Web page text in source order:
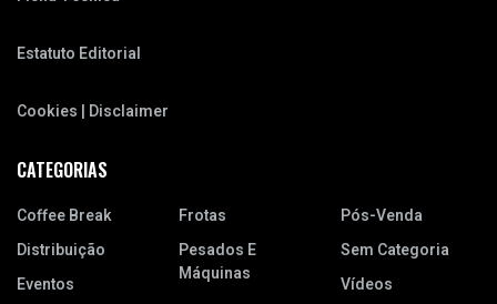
Estatuto Editorial
Cookies | Disclaimer
CATEGORIAS
Coffee Break
Distribuição
Eventos
Frotas
Pesados E
Máquinas
Pós-Venda
Sem Categoria
Vídeos